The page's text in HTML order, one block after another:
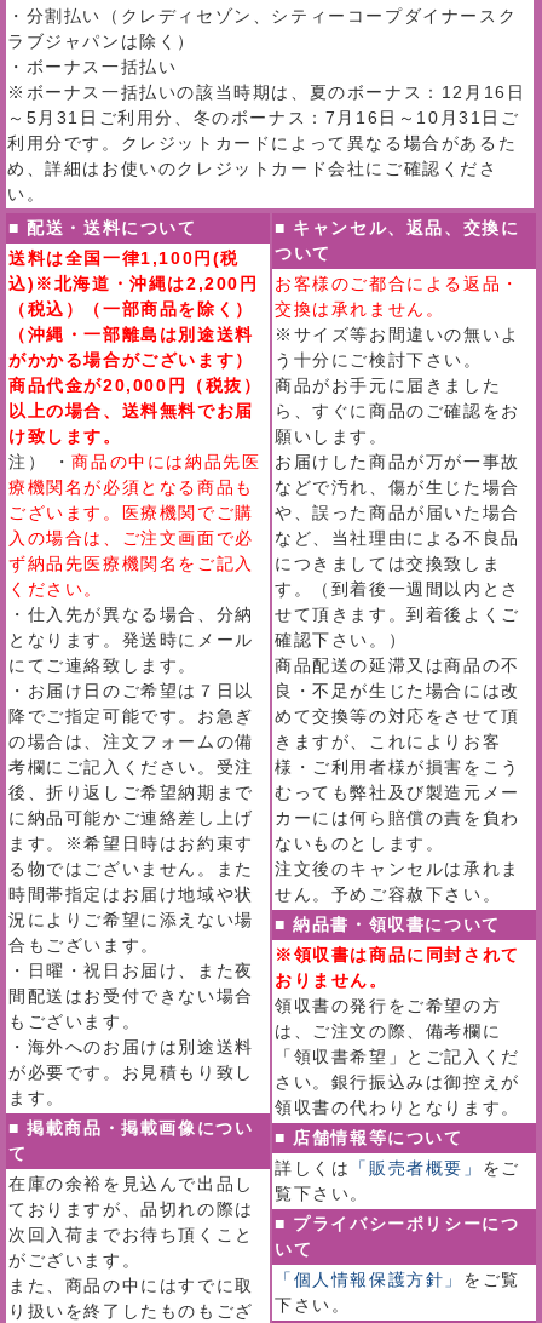
・分割払い（クレディセゾン、シティーコープダイナースク
ラブジャパンは除く）
・ボーナス一括払い
※ボーナス一括払いの該当時期は、夏のボーナス：12月16日
～5月31日ご利用分、冬のボーナス：7月16日～10月31日ご
利用分です。クレジットカードによって異なる場合があるた
め、詳細はお使いのクレジットカード会社にご確認くださ
い。
■ 配送・送料について
送料は全国一律1,100円(税
込)※北海道・沖縄は2,200円
（税込）（一部商品を除く）
（沖縄・一部離島は別途送料
がかかる場合がございます）
商品代金が20,000円（税抜）
以上の場合、送料無料でお届
け致します。
注） ・商品の中には納品先医
療機関名が必須となる商品も
ございます。医療機関でご購
入の場合は、ご注文画面で必
ず納品先医療機関名をご記入
ください。
・仕入先が異なる場合、分納
となります。発送時にメール
にてご連絡致します。
・お届け日のご希望は７日以
降でご指定可能です。お急ぎ
の場合は、注文フォームの備
考欄にご記入ください。受注
後、折り返しご希望納期まで
に納品可能かご連絡差し上げ
ます。※希望日時はお約束す
る物ではございません。また
時間帯指定はお届け地域や状
況によりご希望に添えない場
合もございます。
・日曜・祝日お届け、また夜
間配送はお受付できない場合
もございます。
・海外へのお届けは別途送料
が必要です。お見積もり致し
ます。
■ 掲載商品・掲載画像につい
て
在庫の余裕を見込んで出品し
ておりますが、品切れの際は
次回入荷までお待ち頂くこと
がございます。
また、商品の中にはすでに取
り扱いを終了したものもござ
■ キャンセル、返品、交換に
ついて
お客様のご都合による返品・
交換は承れません。
※サイズ等お間違いの無いよ
う十分にご検討下さい。
商品がお手元に届きました
ら、すぐに商品のご確認をお
願いします。
お届けした商品が万が一事故
などで汚れ、傷が生じた場合
や、誤った商品が届いた場合
など、当社理由による不良品
につきましては交換致しま
す。（到着後一週間以内とさ
せて頂きます。到着後よくご
確認下さい。）
商品配送の延滞又は商品の不
良・不足が生じた場合には改
めて交換等の対応をさせて頂
きますが、これによりお客
様・ご利用者様が損害をこう
むっても弊社及び製造元メー
カーには何ら賠償の責を負わ
ないものとします。
注文後のキャンセルは承れま
せん。予めご容赦下さい。
■ 納品書・領収書について
※領収書は商品に同封されて
おりません。
領収書の発行をご希望の方
は、ご注文の際、備考欄に
「領収書希望」とご記入くだ
さい。銀行振込みは御控えが
領収書の代わりとなります。
■ 店舗情報等について
詳しくは
「販売者概要」 をご
覧下さい。
■ プライバシーポリシーにつ
いて
「個人情報保護方針」 をご覧
下さい。